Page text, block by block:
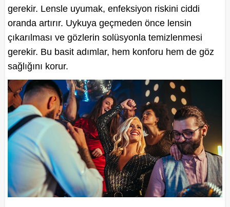
gerekir. Lensle uyumak, enfeksiyon riskini ciddi
oranda artırır. Uykuya geçmeden önce lensin
çıkarılması ve gözlerin solüsyonla temizlenmesi
gerekir. Bu basit adımlar, hem konforu hem de göz
sağlığını korur.